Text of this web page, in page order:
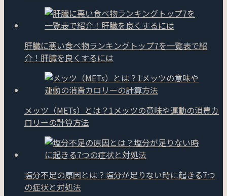
肝臓に悪い食べ物ランキングトップ7を一覧表で紹
介！肝臓を良くするには
メッツ（METs）とは？1メッツの意味や運動の消費カ
ロリーの計算方法
塩分不足の原因とは？塩分が足りない時に起きる7つ
の症状と対処法